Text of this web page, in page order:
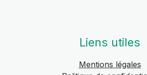
Liens utiles
Mentions légales